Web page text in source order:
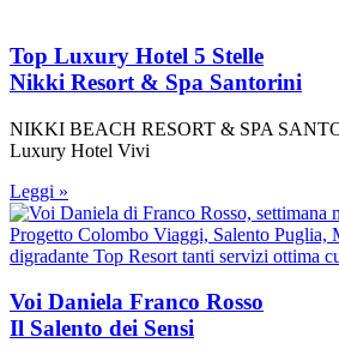
Top Luxury Hotel 5 Stelle
Nikki Resort & Spa Santorini
NIKKI BEACH RESORT & SPA
Luxury Hotel Vivi
Leggi »
Voi Daniela Franco Rosso
Il Salento dei Sensi